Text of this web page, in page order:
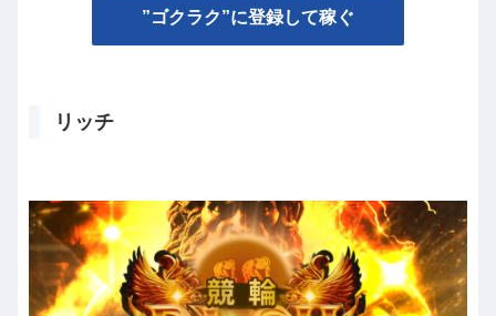
”ゴクラク”に登録して稼ぐ
リッチ